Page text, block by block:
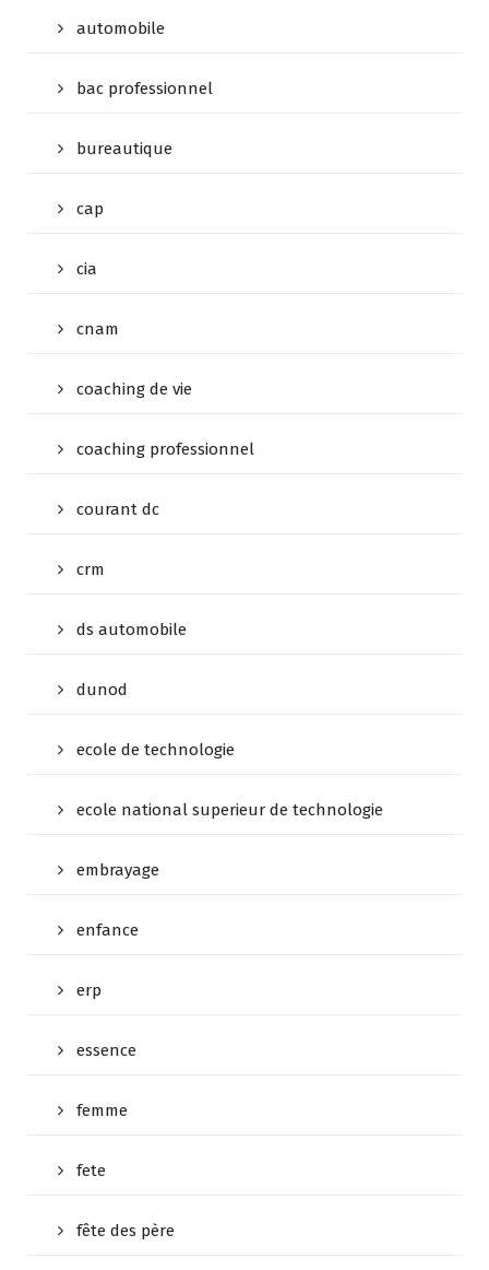
automobile
bac professionnel
bureautique
cap
cia
cnam
coaching de vie
coaching professionnel
courant dc
crm
ds automobile
dunod
ecole de technologie
ecole national superieur de technologie
embrayage
enfance
erp
essence
femme
fete
fête des père